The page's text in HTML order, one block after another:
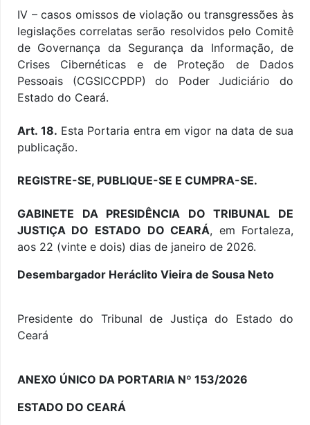
IV – casos omissos de violação ou transgressões às
legislações correlatas serão resolvidos pelo Comitê
de Governança da Segurança da Informação, de
Crises Cibernéticas e de Proteção de Dados
Pessoais (CGSICCPDP) do Poder Judiciário do
Estado do Ceará.
Art. 18. Esta Portaria entra em vigor na data de sua
publicação.
REGISTRE-SE, PUBLIQUE-SE E CUMPRA-SE.
GABINETE DA PRESIDÊNCIA DO TRIBUNAL DE
JUSTIÇA DO ESTADO DO CEARÁ, em Fortaleza,
aos 22 (vinte e dois) dias de janeiro de 2026.
Desembargador Heráclito Vieira de Sousa Neto
Presidente do Tribunal de Justiça do Estado do
Ceará
ANEXO ÚNICO DA PORTARIA Nº 153/2026
ESTADO DO CEARÁ